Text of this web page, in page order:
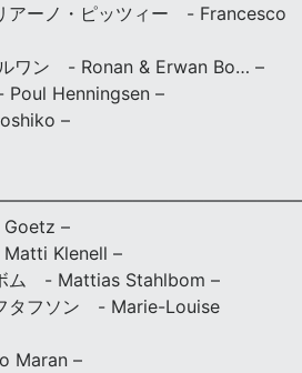
アーノ・ピッツィー - Francesco
ワン - Ronan & Erwan Bo… –
Henningsen –
–
–
Klenell –
ム - Mattias Stahlbom –
タフソン - Marie-Louise
Maran –